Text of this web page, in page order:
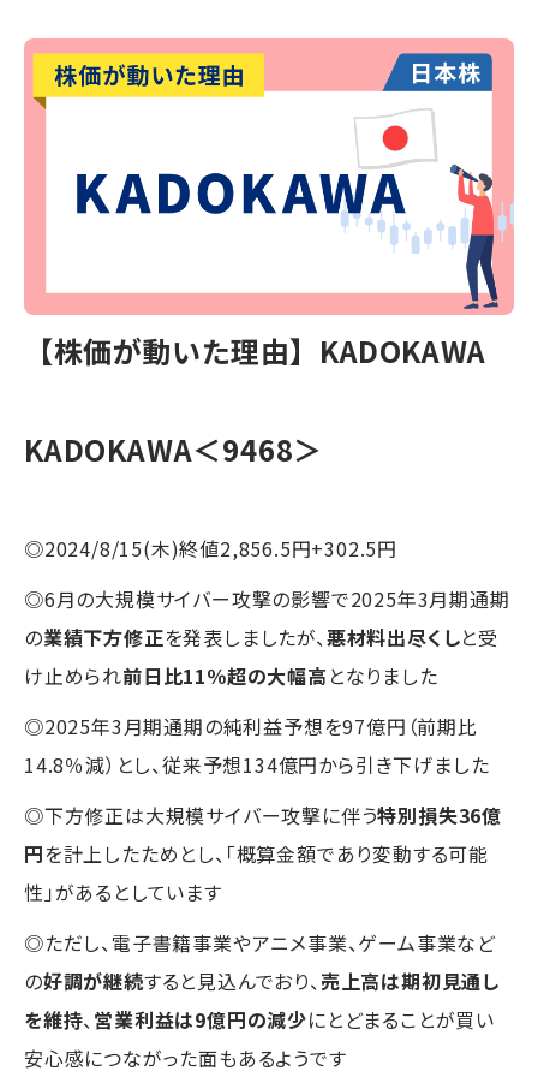
【株価が動いた理由】KADOKAWA
KADOKAWA＜9468＞
◎2024/8/15(木)終値2,856.5円+302.5円
◎6月の大規模サイバー攻撃の影響で2025年3月期通期
の業績下方修正を発表しましたが、悪材料出尽くしと受
け止められ前日比11％超の大幅高 となりました
◎2025年3月期通期の純利益予想を97億円（前期比
14.8％減）とし、従来予想134億円から引き下げました
◎下方修正は大規模サイバー攻撃に伴う特別損失36億
円を計上したためとし、「概算金額であり変動する可能
性」があるとしています
◎ただし、電子書籍事業やアニメ事業、ゲーム事業など
の好調が継続すると⾒込んでおり、 売上⾼は期初⾒通し
を維持、 営業利益は9億円の減少にとどまることが買い
安心感につながった面もあるようです